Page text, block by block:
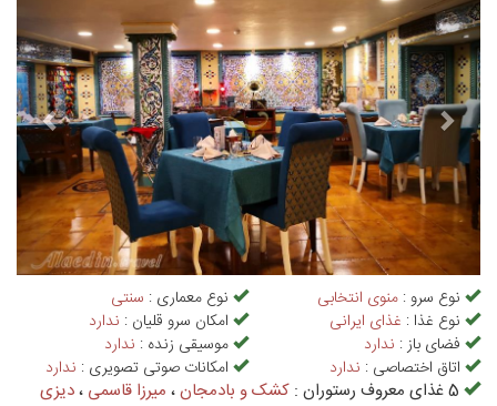
نوع سرو : منوی انتخابی نوع معماری : سنتی
نوع غذا : غذای ایرانی امکان سرو قلیان : ندارد
فضای باز : ندارد موسیقی زنده : ندارد
اتاق اختصاصی : ندارد امکانات صوتی تصویری : ندارد
5 غذای معروف رستوران : کشک و بادمجان، میرزا قاسمی ،دیزی